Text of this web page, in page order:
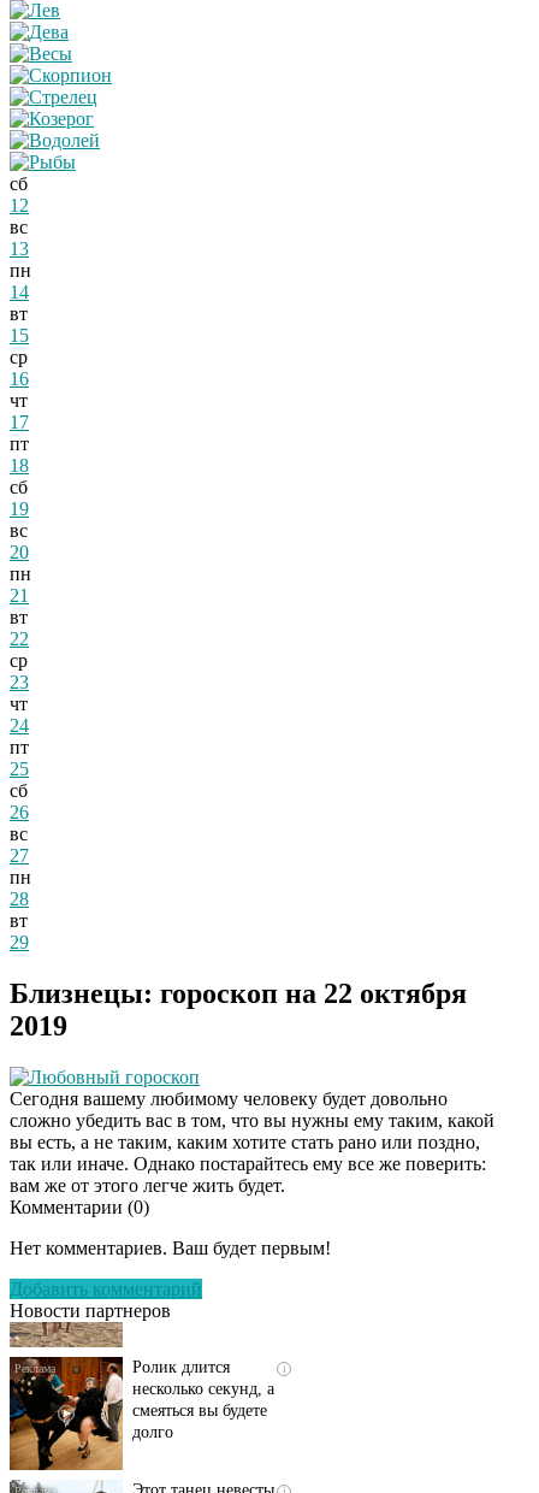
сб
12
вс
13
пн
14
вт
15
ср
16
чт
17
пт
18
сб
19
вс
20
пн
21
вт
22
ср
23
чт
24
пт
25
сб
26
вс
27
пн
28
вт
29
Близнецы: гороскоп на 22 октября
2019
Любовный гороскоп
Сегодня вашему любимому человеку будет довольно
сложно убедить вас в том, что вы нужны ему таким, какой
вы есть, а не таким, каким хотите стать рано или поздно,
так или иначе. Однако постарайтесь ему все же поверить:
вам же от этого легче жить будет.
Комментарии (0)
Нет комментариев. Ваш будет первым!
Добавить комментарий
Новости партнеров
Скрытая камера на
люди вытворяют, когда
их не видят...
несколько секунд, а
смеяться вы будете
оставит вас без слов!